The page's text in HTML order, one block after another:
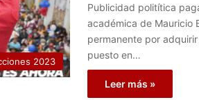
2023
Publicidad politítica
académica de Mauricio
permanente por
puesto en…
Leer más »